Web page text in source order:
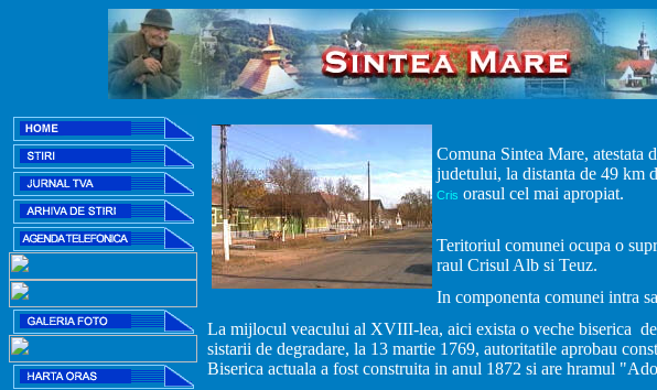
Comuna Sintea Mare, atestata
judetului, la distanta de 49 km
Cris orasul cel mai apropiat.
Teritoriul comunei ocupa o
raul Crisul Alb si Teuz.
In componenta comunei intra
La mijlocul veacului al XVIII-lea, aici exista o veche biserica
sistarii de degradare, la 13 martie 1769, autoritatile aprobau
Biserica actuala a fost construita in anul 1872 si are hramul